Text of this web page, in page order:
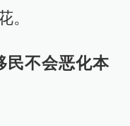
。
不会恶化本